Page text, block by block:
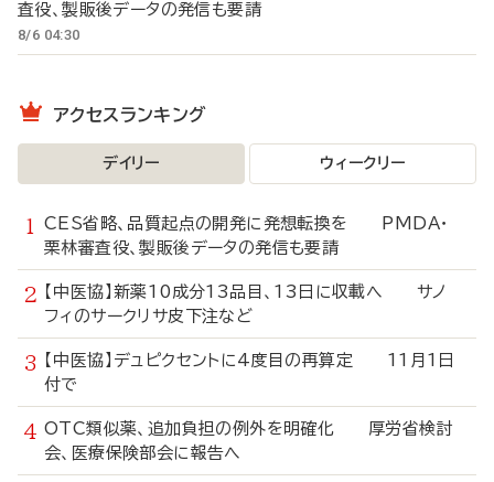
査役、製販後データの発信も要請
8/6 04:30
アクセスランキング
デイリー ウィークリー
CES省略、品質起点の開発に発想転換を PMDA・
栗林審査役、製販後データの発信も要請
【中医協】新薬10成分13品目、13日に収載へ サノ
フィのサークリサ皮下注など
【中医協】デュピクセントに4度目の再算定 11月1日
付で
OTC類似薬、追加負担の例外を明確化 厚労省検討
会、医療保険部会に報告へ